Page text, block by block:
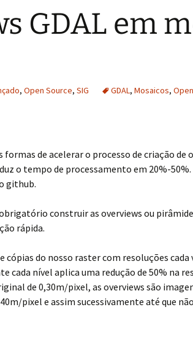
GDAL em
, Open Source, SIG GDAL, Mosaicos,
de acelerar o processo de criação de
o tempo de processamento em 20%-50%.
github.
construir as overviews ou
rápida.
cópias do nosso raster com resoluções cada
cada nível aplica uma redução de 50% na
de 0,30m/pixel, as overviews são
pixel e assim sucessivamente até que